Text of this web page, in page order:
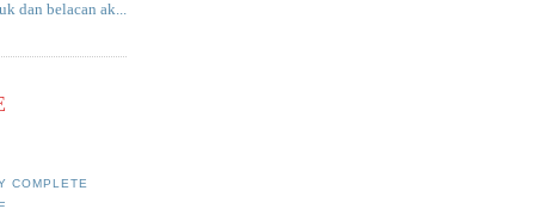
dan belacan ak...
COMPLETE